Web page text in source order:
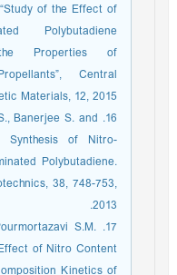
of the Effect of
Polybutadiene
the Properties of
Central
Materials, 12, 2015.
Banerjee S. and
Synthesis of Nitro-
Polybutadiene.
38, 748-753,
2013.
S.M.
of Nitro Content